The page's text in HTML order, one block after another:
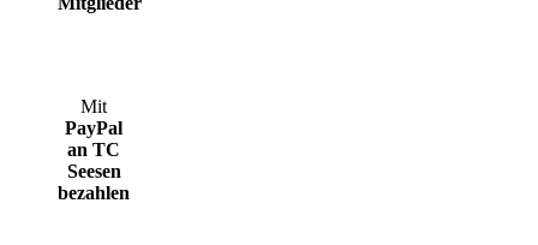
Mit
PayPal
an TC
Seesen
bezahlen